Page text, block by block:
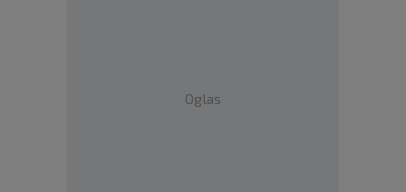
Oglas